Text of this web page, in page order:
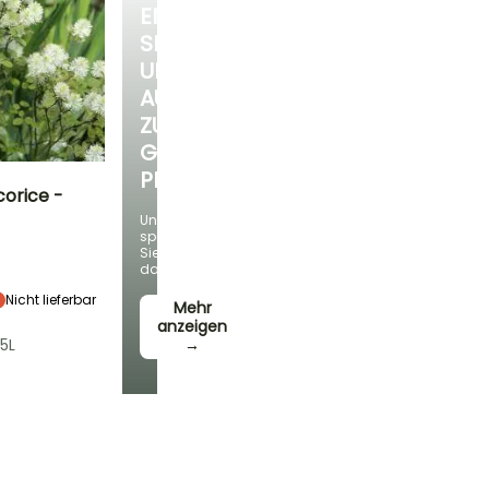
ENTDECKEN
SIE
UNSERE
AUSWAHL
ZU
GÜNSTIGEN
PREISEN
Und
sparen
Sie
dabei!
Mehr
anzeigen
→
Winterhärte
-
Nicht lieferbar